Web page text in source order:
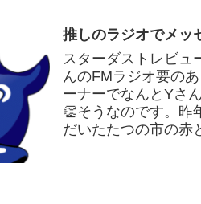
推しのラジオでメッ
スターダストレビュ
んのFMラジオ要の
ーナーでなんとYさ
👏そうなのです。昨
だいたたつの市の赤